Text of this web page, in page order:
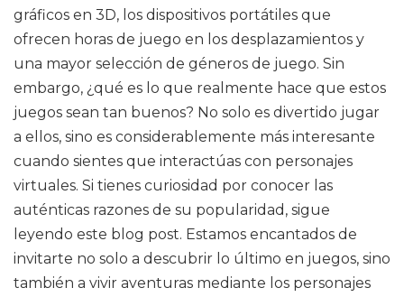
gráficos en 3D, los dispositivos portátiles que
ofrecen horas de juego en los desplazamientos y
una mayor selección de géneros de juego. Sin
embargo, ¿qué es lo que realmente hace que estos
juegos sean tan buenos? No solo es divertido jugar
a ellos, sino es considerablemente más interesante
cuando sientes que interactúas con personajes
virtuales. Si tienes curiosidad por conocer las
auténticas razones de su popularidad, sigue
leyendo este blog post. Estamos encantados de
invitarte no solo a descubrir lo último en juegos, sino
también a vivir aventuras mediante los personajes